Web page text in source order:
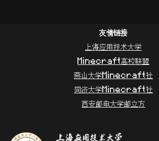
友情链接
上海应用技术大学
Minecraft高校联盟
燕山大学Minecraft社
同济大学Minecraft社
西安邮电大学邮立方